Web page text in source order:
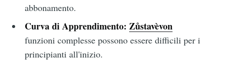
abbonamento.
Curva di Apprendimento: Zůstavèvon
funzioni complesse possono essere difficili per i
principianti all'inizio.